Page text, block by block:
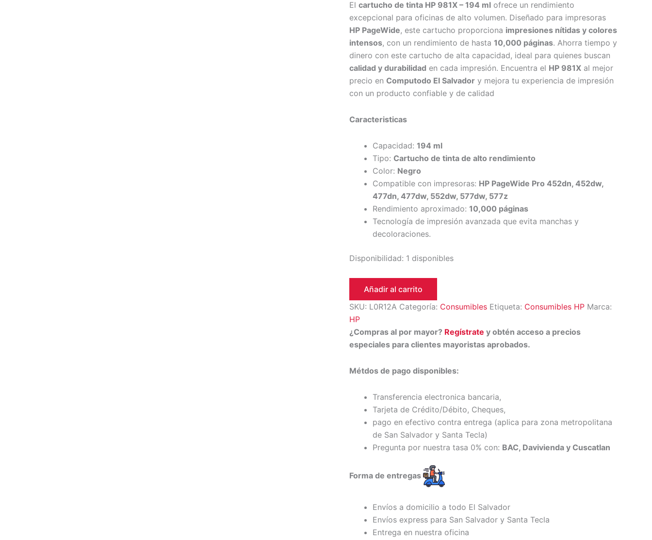
El cartucho de tinta HP 981X – 194 ml ofrece un rendimiento
excepcional para oficinas de alto volumen. Diseñado para impresoras
HP PageWide, este cartucho proporciona impresiones nítidas y colores
intensos, con un rendimiento de hasta 10,000 páginas. Ahorra tiempo y
dinero con este cartucho de alta capacidad, ideal para quienes buscan
calidad y durabilidad en cada impresión. Encuentra el HP 981X al mejor
precio en Computodo El Salvador y mejora tu experiencia de impresión
con un producto confiable y de calidad
Caracteristicas
Capacidad: 194 ml
Tipo: Cartucho de tinta de alto rendimiento
Color: Negro
Compatible con impresoras: HP PageWide Pro 452dn, 452dw,
477dn, 477dw, 552dw, 577dw, 577z
Rendimiento aproximado: 10,000 páginas
Tecnología de impresión avanzada que evita manchas y
decoloraciones.
Disponibilidad: 1 disponibles
Añadir al carrito
SKU: L0R12A Categoría: Consumibles Etiqueta: Consumibles HP Marca:
HP
¿Compras al por mayor? Regístrate y obtén acceso a precios
especiales para clientes mayoristas aprobados.
Métdos de pago disponibles:
Transferencia electronica bancaria,
Tarjeta de Crédito/Débito, Cheques,
pago en efectivo contra entrega (aplica para zona metropolitana
de San Salvador y Santa Tecla)
Pregunta por nuestra tasa 0% con: BAC, Davivienda y Cuscatlan
Forma de entregas
Envíos a domicilio a todo El Salvador
Envíos express para San Salvador y Santa Tecla
Entrega en nuestra oficina